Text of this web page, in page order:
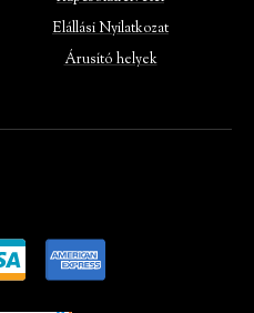
Elállási Nyilatkozat
Árusító helyek